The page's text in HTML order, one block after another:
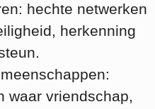
hechte netwerken
herkenning
waar vriendschap,